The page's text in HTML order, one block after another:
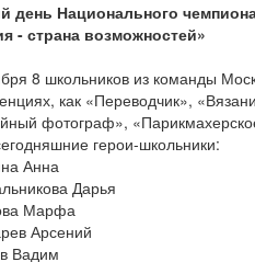
день Национального
- страна возможностей»
8 школьников из команды
как «Переводчик»,
фотограф»,
герои-школьники:
Анна
Дарья
Марфа
Арсений
Вадим